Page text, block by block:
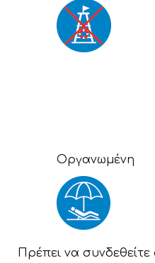
Οργανωμένη
Πρέπει να